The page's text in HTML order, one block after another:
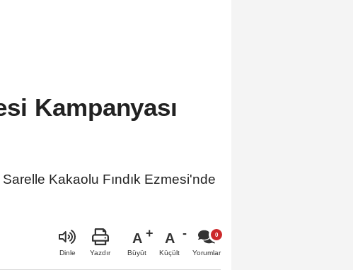
Kampanyası
Kakaolu Fındık Ezmesi'nde
Dinle Yazdır
A
Büyüt
A
Küçült Yorumlar